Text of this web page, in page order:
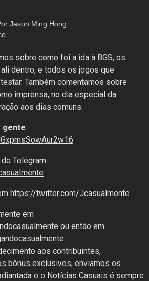
Jason Ming Hong
sobre como foi a ida à BGS, os
dentro, e todos os jogos que
Também comentamos sobre
imprensa, no dia especial da
aos dias comuns.
gente:
Telegram:
https://twitter.com/Jcasualmente
em
ou então em
aos contribuintes,
bônus exclusivos, enviamos os
e o Notícias Casuais é sempre